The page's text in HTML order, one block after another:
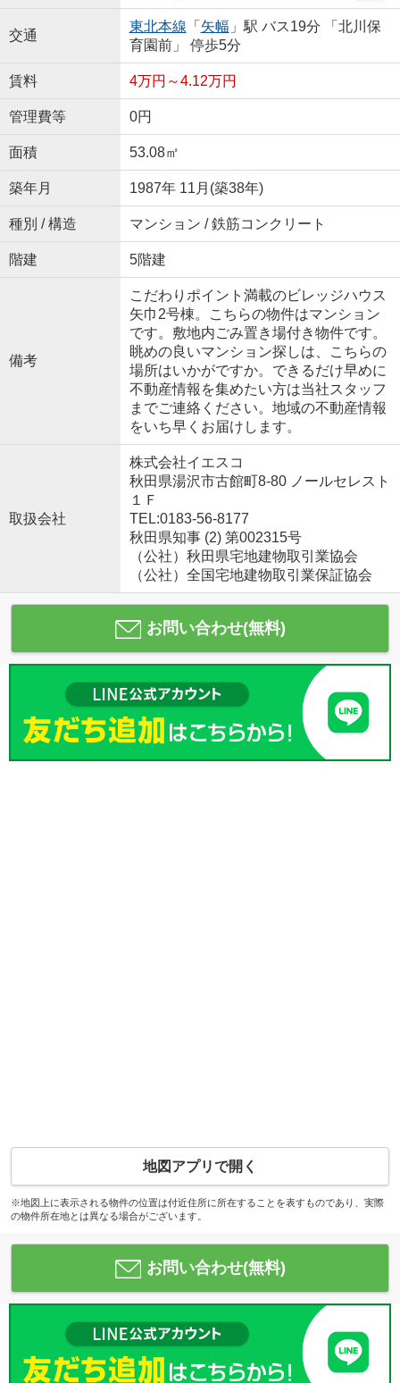
交通
東北本線 「 矢幅 」駅 バス19分 「北川保
育園前」 停歩5分
賃料 4万円～4.12万円
管理費等 0円
面積 53.08㎡
築年月 1987年 11月(築38年)
種別 / 構造 マンション / 鉄筋コンクリート
階建 5階建
備考
こだわりポイント満載のビレッジハウス
矢巾2号棟。こちらの物件はマンション
です。敷地内ごみ置き場付き物件です。
眺めの良いマンション探しは、こちらの
場所はいかがですか。できるだけ早めに
不動産情報を集めたい方は当社スタッフ
までご連絡ください。地域の不動産情報
をいち早くお届けします。
取扱会社
株式会社イエスコ
秋田県湯沢市古館町8-80 ノールセレスト
１Ｆ
TEL:0183-56-8177
秋田県知事 (2) 第002315号
（公社）秋田県宅地建物取引業協会
（公社）全国宅地建物取引業保証協会
お問い合わせ(無料)
地図アプリで開く
※地図上に表示される物件の位置は付近住所に所在することを表すものであり、実際
の物件所在地とは異なる場合がございます。
お問い合わせ(無料)